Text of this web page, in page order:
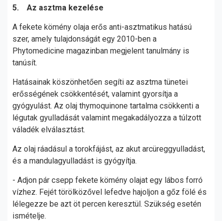
5. Az asztma kezelése
A fekete kömény olaja erős anti-asztmatikus hatású
szer, amely tulajdonságát egy 2010-ben a
Phytomedicine magazinban megjelent tanulmány is
tanúsít.
Hatásainak köszönhetően segíti az asztma tünetei
erősségének csökkentését, valamint gyorsítja a
gyógyulást. Az olaj thymoquinone tartalma csökkenti a
légutak gyulladását valamint megakadályozza a túlzott
váladék elválasztást.
Az olaj ráadásul a torokfájást, az akut arcüreggyulladást,
és a mandulagyulladást is gyógyítja.
- Adjon pár csepp fekete kömény olajat egy lábos forró
vízhez. Fejét törölközővel lefedve hajoljon a gőz fölé és
lélegezze be azt öt percen keresztül. Szükség esetén
ismételje.